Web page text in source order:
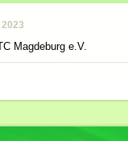
Magdeburg e.V.